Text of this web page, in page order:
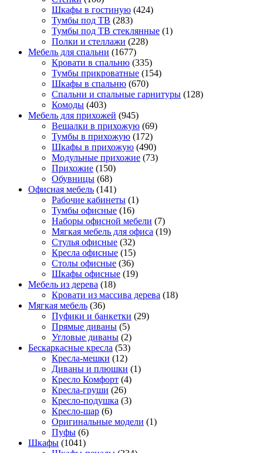
Шкафы в гостиную (424)
Тумбы под ТВ (283)
Тумбы под ТВ стеклянные (1)
Полки и стеллажи (228)
Мебель для спальни (1677)
Кровати в спальню (335)
Тумбы прикроватные (154)
Шкафы в спальню (670)
Спальни и спальные гарнитуры (128)
Комоды (403)
Мебель для прихожей (945)
Вешалки в прихожую (69)
Тумбы в прихожую (172)
Шкафы в прихожую (490)
Модульные прихожие (73)
Прихожие (150)
Обувницы (68)
Офисная мебель (141)
Рабочие кабинеты (1)
Тумбы офисные (16)
Наборы офисной мебели (7)
Мягкая мебель для офиса (19)
Стулья офисные (32)
Кресла офисные (15)
Столы офисные (36)
Шкафы офисные (19)
Мебель из дерева (18)
Кровати из массива дерева (18)
Мягкая мебель (36)
Пуфики и банкетки (29)
Прямые диваны (5)
Угловые диваны (2)
Бескаркасные кресла (53)
Кресла-мешки (12)
Диваны и плюшки (1)
Кресло Комфорт (4)
Кресла-груши (26)
Кресло-подушка (3)
Кресло-шар (6)
Оригинальные модели (1)
Пуфы (6)
Шкафы (1041)